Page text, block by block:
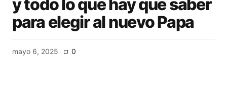
y todo lo que hay que saber
para elegir al nuevo Papa
mayo 6, 2025 0